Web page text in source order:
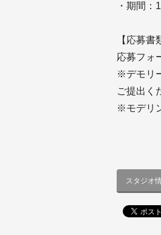
・期間
【応募書
応募フォ
※デモリ
ご提出く
※モデリ
スタジオ